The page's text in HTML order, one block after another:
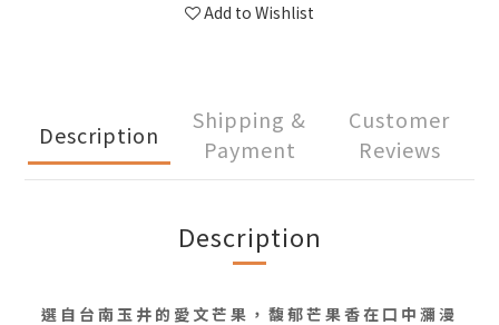
Add to Wishlist
Description
Shipping &
Payment
Customer
Reviews
Description
選自台南玉井的愛文芒果，馥郁芒果香在口中瀰漫